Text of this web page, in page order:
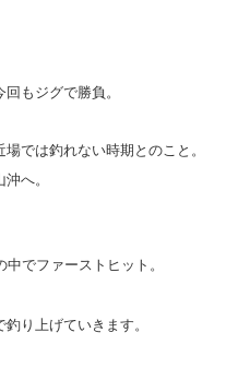
もジグで勝負。
では釣れない時期とのこと。
へ。
でファーストヒット。
り上げていきます。